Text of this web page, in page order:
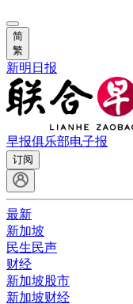
简
繁
新明日报
早报俱乐部电子报
订阅
最新
新加坡
民生民声
财经
新加坡股市
新加坡财经